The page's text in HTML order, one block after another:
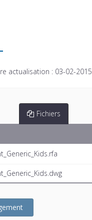
actualisation : 03-02-2015
Fichiers